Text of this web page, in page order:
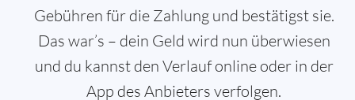
Gebühren für die Zahlung und bestätigst sie.
Das war’s – dein Geld wird nun überwiesen
und du kannst den Verlauf online oder in der
App des Anbieters verfolgen.